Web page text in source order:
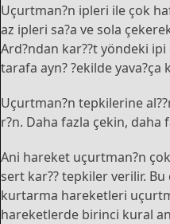
Uçurtman?n ipleri ile çok
az ipleri sa?a ve sola
Ard?ndan kar??t yöndeki
tarafa ayn? ?ekilde
Uçurtman?n tepkilerine
r?n. Daha fazla çekin, daha
Ani hareket uçurtman?n
sert kar?? tepkiler verilir.
kurtarma hareketleri
hareketlerde birinci kural